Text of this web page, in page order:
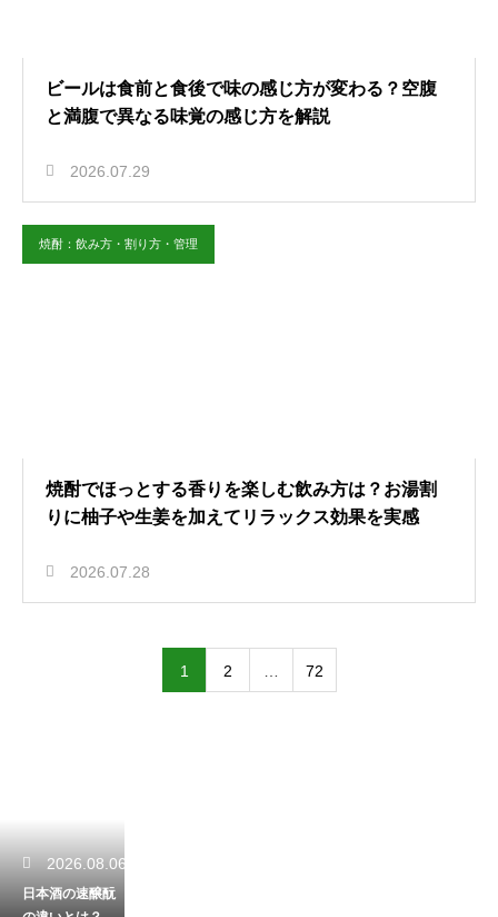
ビールは食前と食後で味の感じ方が変わる？空腹
と満腹で異なる味覚の感じ方を解説
2026.07.29
焼酎：飲み方・割り方・管理
焼酎でほっとする香りを楽しむ飲み方は？お湯割
りに柚子や生姜を加えてリラックス効果を実感
2026.07.28
1 2 72
2026.08.06
日本酒の速醸酛